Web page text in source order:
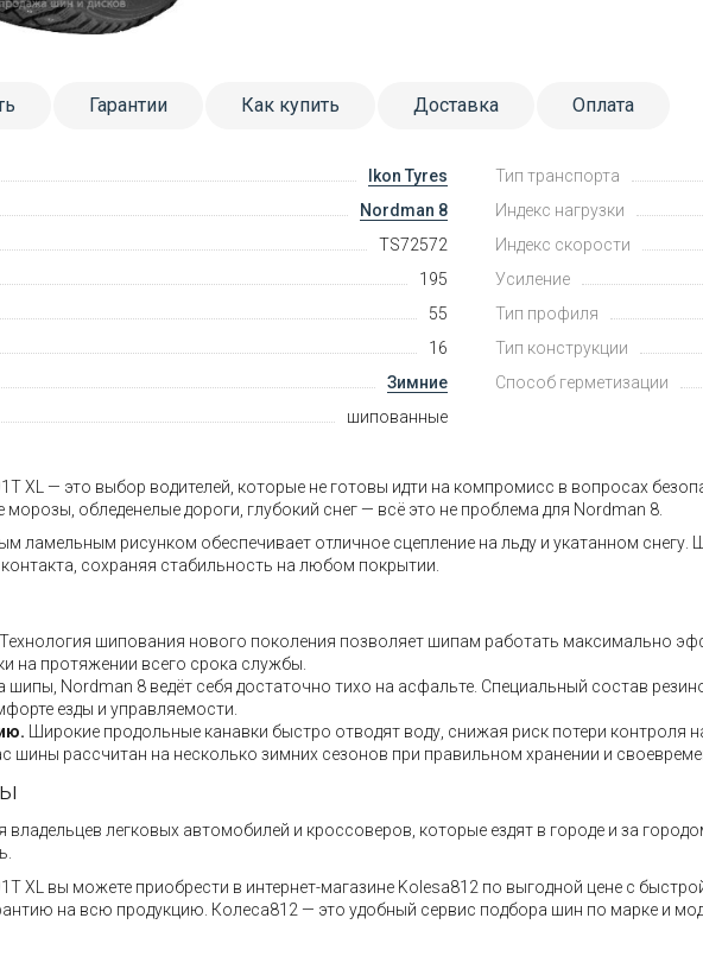
Гарантии Как купить Доставка Оплата
Ikon Tyres
Nordman 8
TS72572
195
55
16
Зимние
шипованные
Тип транспорта
Индекс нагрузки
Индекс скорости
Усиление
Тип профиля
Тип конструкции
Способ герметизации
XL — это выбор водителей, которые не готовы идти на компромисс в вопросах
обледенелые дороги, глубокий снег — всё это не проблема для Nordman 8.
ламельным рисунком обеспечивает отличное сцепление на льду и укатанном
сохраняя стабильность на любом покрытии.
Технология шипования нового поколения позволяет шипам работать максимально
на протяжении всего срока службы.
шипы, Nordman 8 ведёт себя достаточно тихо на асфальте. Специальный состав
езды и управляемости.
Широкие продольные канавки быстро отводят воду, снижая риск потери контроля
шины рассчитан на несколько зимних сезонов при правильном хранении и
легковых автомобилей и кроссоверов, которые ездят в городе и за
XL вы можете приобрести в интернет-магазине Kolesa812 по выгодной цене с
на всю продукцию. Колеса812 — это удобный сервис подбора шин по марке и